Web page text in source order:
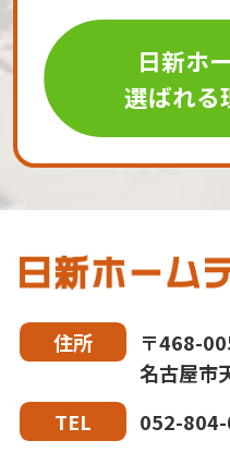
日新ホ
選ばれる
住所
〒468-
名古屋市
TEL
052-